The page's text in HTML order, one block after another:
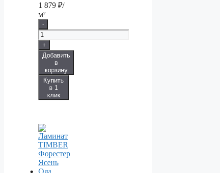
1 879 ₽/
м²
-
+
Добавить
в
корзину
Купить
в 1
клик